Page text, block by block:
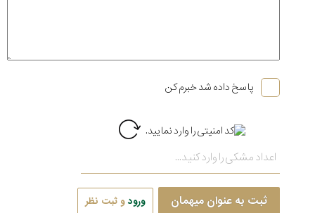
پاسخ داده شد خبرم کن
ثبت به عنوان میهمان ورودو ثبت نظر